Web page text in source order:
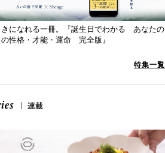
きになれる一冊。『誕生日でわかる あなたの
性格・才能・運命 完全版』
特集一覧